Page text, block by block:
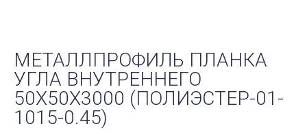
МЕТАЛЛПРОФИЛЬ ПЛАНКА
УГЛА ВНУТРЕННЕГО
50Х50Х3000 (ПОЛИЭСТЕР-01-
1015-0.45)